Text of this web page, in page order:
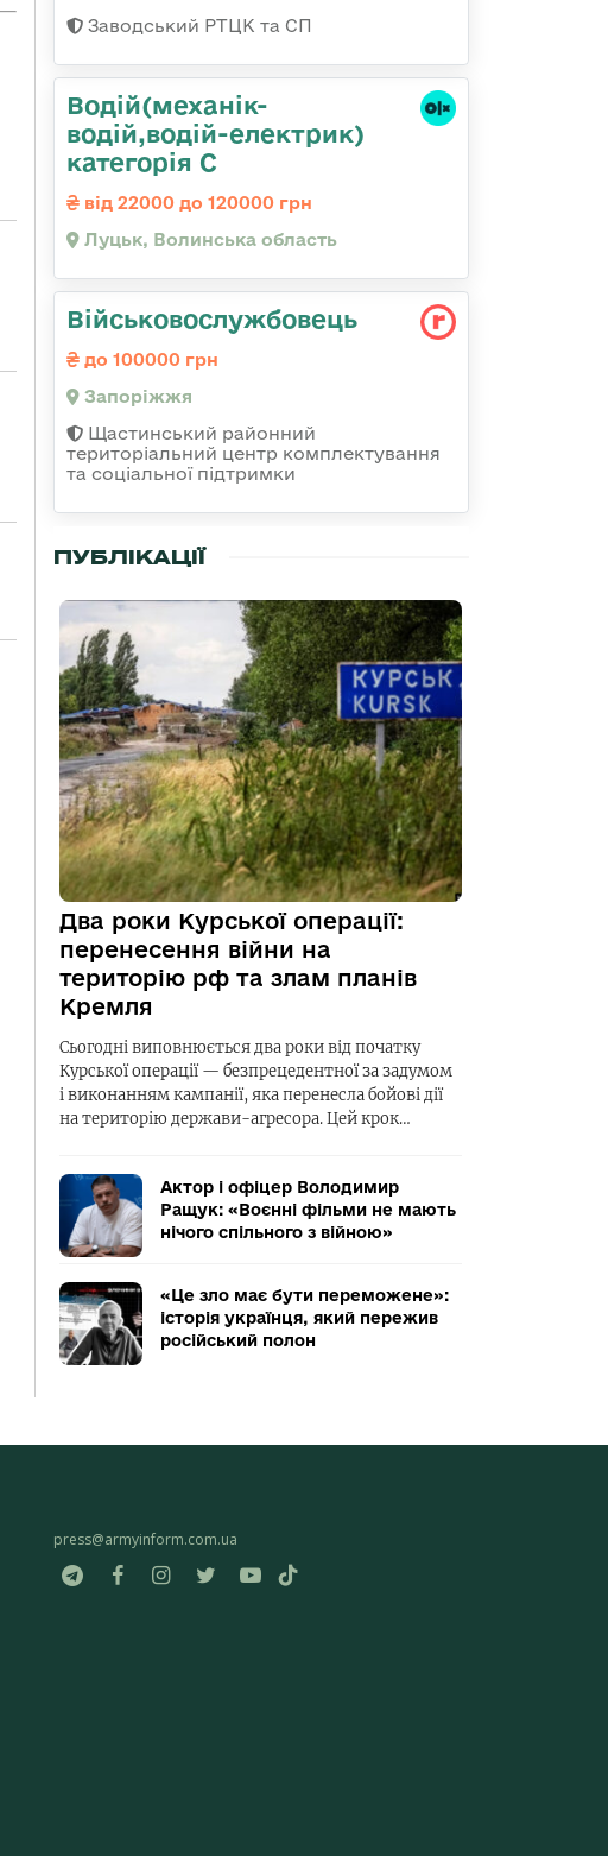
Заводський РТЦК та СП
Водій(механік-
водій,водій-електрик)
категорія С
від 22000 до 120000 грн
Луцьк, Волинська область
Військовослужбовець
до 100000 грн
Запоріжжя
Щастинський районний
територіальний центр комплектування
та соціальної підтримки
ПУБЛІКАЦІЇ
Два роки Курської операції:
перенесення війни на
територію рф та злам планів
Кремля
Сьогодні виповнюється два роки від початку
Курської операції — безпрецедентної за задумом
і виконанням кампанії, яка перенесла бойові дії
на територію держави-агресора. Цей крок…
Актор і офіцер Володимир
Ращук: «Воєнні фільми не мають
нічого спільного з війною»
«Це зло має бути переможене»:
історія українця, який пережив
російський полон
press@armyinform.com.ua